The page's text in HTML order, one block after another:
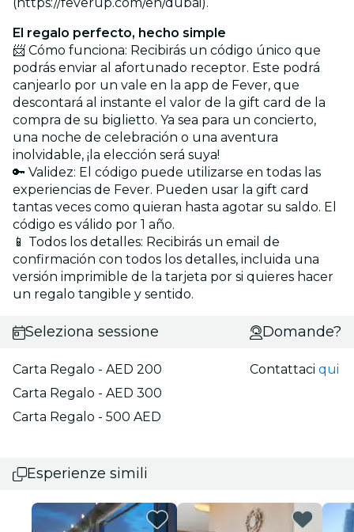
(https://feverup.com/en/dubai).
El regalo perfecto, hecho simple
📨 Cómo funciona: Recibirás un código único que
podrás enviar al afortunado receptor. Este podrá
canjearlo por un vale en la app de Fever, que
descontará al instante el valor de la gift card de la
compra de su biglietto. Ya sea para un concierto,
una noche de celebración o una aventura
inolvidable, ¡la elección será suya!
🔑 Validez: El código puede utilizarse en todas las
experiencias de Fever. Pueden usar la gift card
tantas veces como quieran hasta agotar su saldo. El
código es válido por 1 año.
📱 Todos los detalles: Recibirás un email de
confirmación con todos los detalles, incluida una
versión imprimible de la tarjeta por si quieres hacer
un regalo tangible y sentido.
Seleziona sessione
Carta Regalo - AED 200
Carta Regalo - AED 300
Carta Regalo - 500 AED
Domande?
Contattaciqui
Esperienze simili